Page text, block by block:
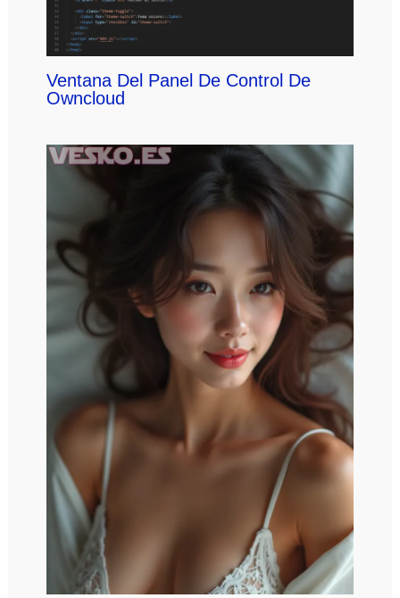
Ventana Del Panel De Control De
Owncloud